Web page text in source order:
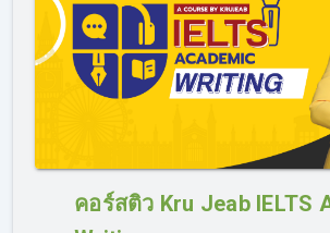
ที่นี่มีคอร์สติว IELTS เร่งรัด สำหรับคนรีบส
คอร์ส จะเน้นการสอนแบบรวบรัด แต่ครบถ้
ไปเร็วหน่อย โดยจะเน้นเทคนิคขั้นสูง เป็นก
คอร์สติว Kru Jeab IELTS